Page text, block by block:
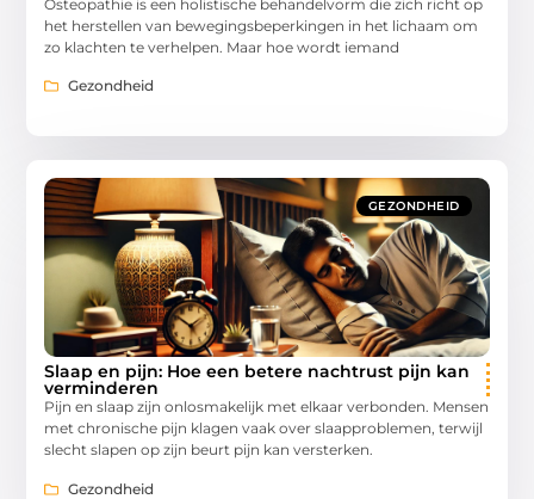
Osteopathie is een holistische behandelvorm die zich richt op
het herstellen van bewegingsbeperkingen in het lichaam om
zo klachten te verhelpen. Maar hoe wordt iemand
Gezondheid
GEZONDHEID
Slaap en pijn: Hoe een betere nachtrust pijn kan
verminderen
Pijn en slaap zijn onlosmakelijk met elkaar verbonden. Mensen
met chronische pijn klagen vaak over slaapproblemen, terwijl
slecht slapen op zijn beurt pijn kan versterken.
Gezondheid